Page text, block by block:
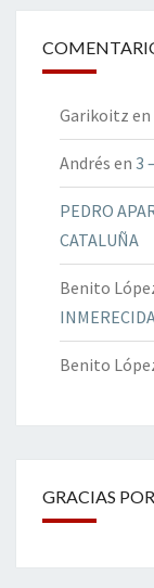
Garikoitz en
Andrés en 3
PEDRO
CATALUÑA
Benito
Benito
GRACIAS